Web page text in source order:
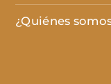
¿Quiénes